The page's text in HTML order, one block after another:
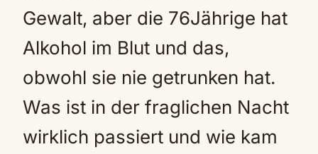
Gewalt, aber die 76Jährige hat
Alkohol im Blut und das,
obwohl sie nie getrunken hat.
Was ist in der fraglichen Nacht
wirklich passiert und wie kam